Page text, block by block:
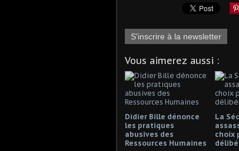
S'inscrire à la newsletter
Vous aimerez aussi :
Didier Bille dénonce
les pratiques
abusives des
Ressources Humaines
La
choix